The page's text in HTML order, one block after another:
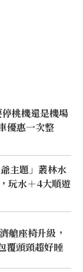
桃機還是機場
優惠一次整
主題」叢林水
玩水＋4大順遊
艙座椅升級，
覆頭頸超好睡